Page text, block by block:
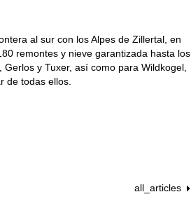
al sur con los Alpes de Zillertal, en
remontes y nieve garantizada hasta los
y Tuxer, así como para Wildkogel,
de todas ellos.
all_articles